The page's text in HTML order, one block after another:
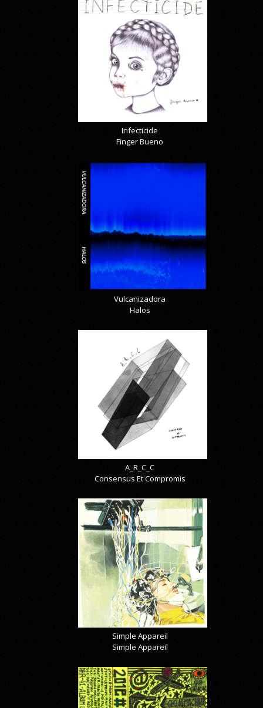
Infecticide
Finger Bueno
Vulcanizadora
Halos
A_R_C_C
Consensus Et Compromis
Simple Appareil
Simple Appareil